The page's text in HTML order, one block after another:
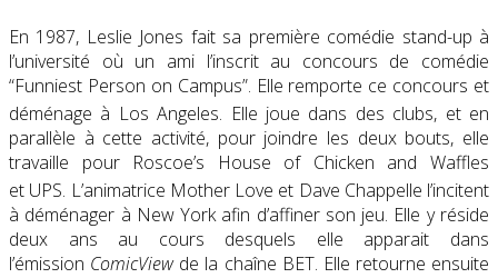
En 1987, Leslie Jones fait sa première comédie stand-up à
l’université où un ami l’inscrit au concours de comédie
“Funniest Person on Campus”. Elle remporte ce concours et
déménage à Los Angeles. Elle joue dans des clubs, et en
parallèle à cette activité, pour joindre les deux bouts, elle
travaille pour Roscoe’s House of Chicken and Waffles
et UPS. L’animatrice Mother Love et Dave Chappelle l’incitent
à déménager à New York afin d’affiner son jeu. Elle y réside
deux ans au cours desquels elle apparait dans
l’émission ComicViewde la chaîne BET. Elle retourne ensuite